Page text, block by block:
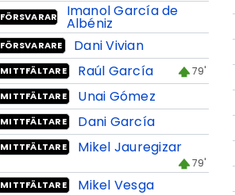
FÖRSVARARE Imanol García de
Albéniz
FÖRSVARARE
Dani Vivian
MITTFÄLTARE Raúl García 79'
MITTFÄLTARE
Unai Gómez
MITTFÄLTARE
Dani García
MITTFÄLTARE Mikel Jauregizar
79'
MITTFÄLTARE
Mikel Vesga